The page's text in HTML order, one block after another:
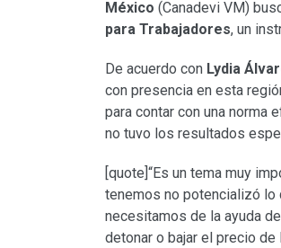
México (Canadevi VM)
para Trabajadores, un
De acuerdo con Lydia
con presencia en esta
para contar con una norma
no tuvo los resultados
[quote]“Es un tema muy
tenemos no potencializó lo
necesitamos de la ayuda
detonar o bajar el precio de